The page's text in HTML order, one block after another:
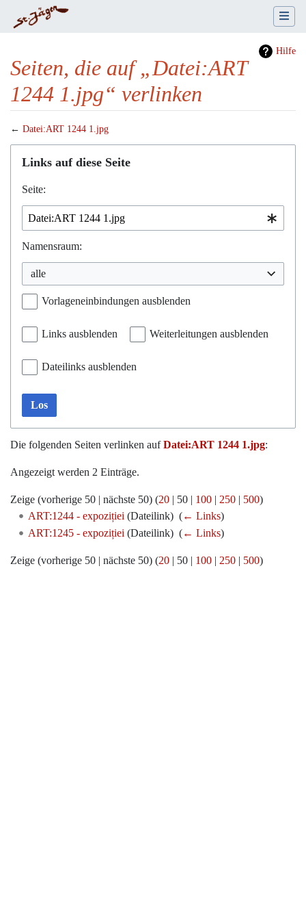
Hilfe
Seiten, die auf „Datei:ART
1244 1.jpg“ verlinken
← Datei:ART 1244 1.jpg
Wechseln zu:Navigation,Suche
Links auf diese Seite
Seite:
Namensraum:
alle
Vorlageneinbindungen ausblenden
Links ausblenden Weiterleitungen ausblenden
Dateilinks ausblenden
Los
Die folgenden Seiten verlinken aufDatei:ART 1244 1.jpg:
Angezeigt werden 2 Einträge.
Zeige (vorherige 50 | nächste 50) (20 | 50 | 100 | 250 | 500)
ART:1244 - expoziției (Dateilink) ‎ (← Links)
ART:1245 - expoziției (Dateilink) ‎ (← Links)
Zeige (vorherige 50 | nächste 50) (20 | 50 | 100 | 250 | 500)